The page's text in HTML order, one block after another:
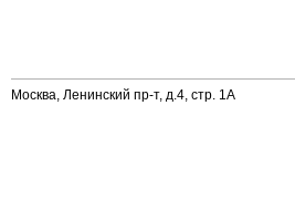
Москва, Ленинский пр-т, д.4, стр. 1А